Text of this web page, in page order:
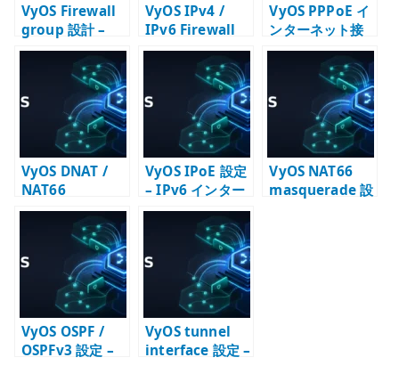
VyOS Firewall
group 設計 –
address-group
/ port-group /
interface-
group を確認す
VyOS IPv4 /
IPv6 Firewall
設定 – input /
forward の責務
VyOS PPPoE イ
ンターネット接
続設定 –
Firewall / NAPT
/ MTU を確認す
る
VyOS DNAT /
NAT66
destination 設
定 – 公開サービ
スへの転送と
Firewall
VyOS IPoE 設定
– IPv6 インター
ネット接続の基
VyOS NAT66
masquerade 設
VyOS OSPF /
OSPFv3 設定 –
VyOS tunnel
interface 設定 –